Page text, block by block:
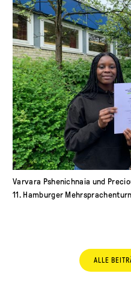
Varvara Pshenichnaia und
11. Hamburger
ALLE